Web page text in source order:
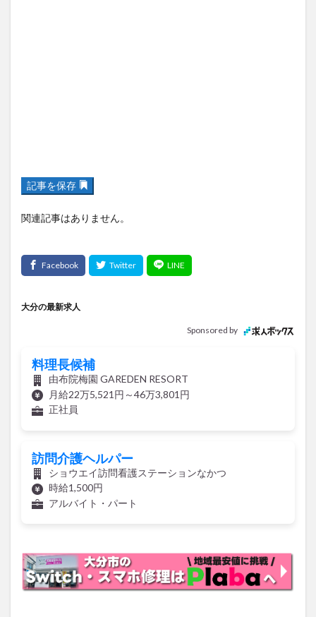
記事を保存
関連記事はありません。
大分の最新求人
Sponsored by
料理長候補
由布院梅園 GAREDEN RESORT
月給22万5,521円～46万3,801円
正社員
訪問介護ヘルパー
ショウエイ訪問看護ステーションなかつ
時給1,500円
アルバイト・パート